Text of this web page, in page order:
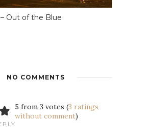
Out of the Blue
NO COMMENTS
5 from 3 votes (3 ratings
without comment)